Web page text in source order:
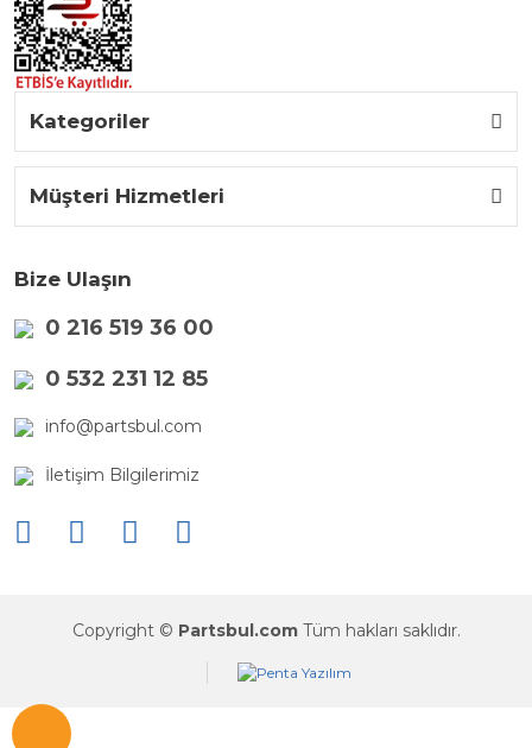
Kategoriler
Müşteri Hizmetleri
Bize Ulaşın
0 216 519 36 00
0 532 231 12 85
info@partsbul.com
İletişim Bilgilerimiz
Copyright © Partsbul.com Tüm hakları saklıdır.